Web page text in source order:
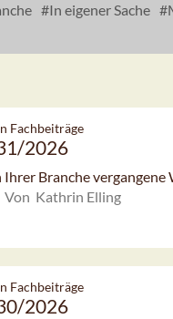
In eigener Sache
Fachbeiträge
2026
Branche vergangene
Von Kathrin Elling
Fachbeiträge
2026